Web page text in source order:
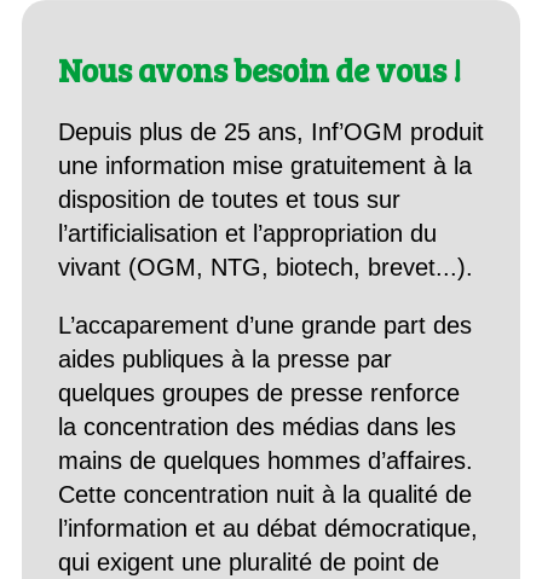
Nous avons besoin de vous !
Depuis plus de 25 ans, Inf’OGM produit
une information mise gratuitement à la
disposition de toutes et tous sur
l’artificialisation et l’appropriation du
vivant (OGM, NTG, biotech, brevet...).
L’accaparement d’une grande part des
aides publiques à la presse par
quelques groupes de presse renforce
la concentration des médias dans les
mains de quelques hommes d’affaires.
Cette concentration nuit à la qualité de
l’information et au débat démocratique,
qui exigent une pluralité de point de